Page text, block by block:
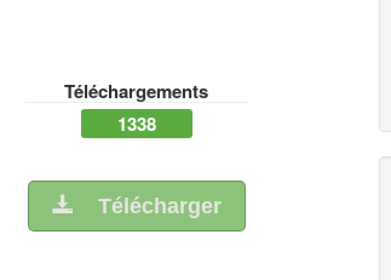
Téléchargements
1338
Télécharger